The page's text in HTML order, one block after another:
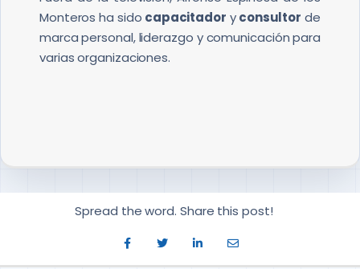
Monteros ha sido capacitador yconsultor de
marca personal, liderazgo y comunicación para
varias organizaciones.
Spread the word. Share this post!